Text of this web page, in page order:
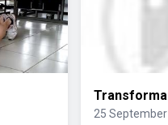
25